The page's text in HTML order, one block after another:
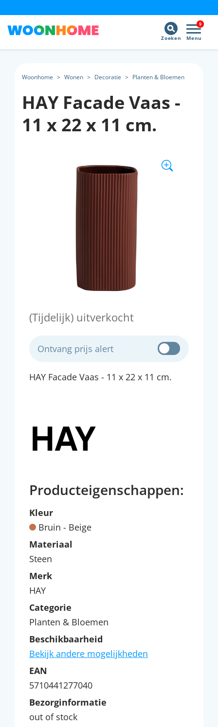
9
Menu
Zoeken
Woonhome > Wonen > Decoratie > Planten & Bloemen
HAY Facade Vaas -
11 x 22 x 11 cm.
(Tijdelijk) uitverkocht
Ontvang prijs alert
HAY Facade Vaas - 11 x 22 x 11 cm.
Producteigenschappen:
Kleur
Bruin - Beige
Materiaal
Steen
Merk
HAY
Categorie
Planten & Bloemen
Beschikbaarheid
Bekijk andere mogelijkheden
EAN
5710441277040
Bezorginformatie
out of stock